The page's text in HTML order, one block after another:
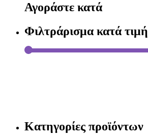
Αγοράστε κατά
Φιλτράρισμα κατά τιμή
Κατηγορίες προϊόντων